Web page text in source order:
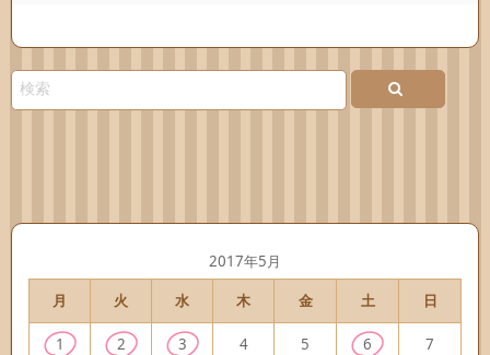
2017年5月
月
火 水 木 金 土 日
1 2 3 4 5 6 7